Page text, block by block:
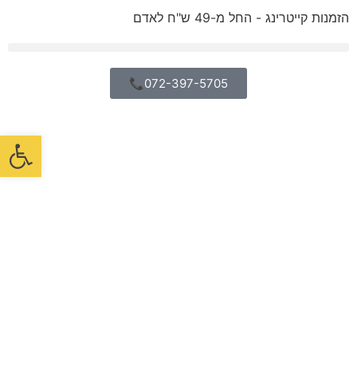
הזמנות קייטרינג - החל מ-49 ש"ח לאדם
072-397-5705📞
פתח